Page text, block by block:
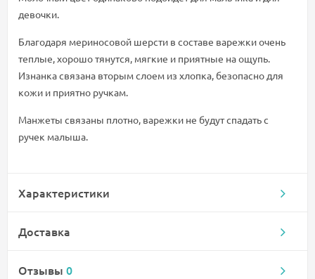
девочки.
Благодаря мериносовой шерсти в составе варежки очень
теплые, хорошо тянутся, мягкие и приятные на ощупь.
Изнанка связана вторым слоем из хлопка, безопасно для
кожи и приятно ручкам.
Манжеты связаны плотно, варежки не будут спадать с
ручек малыша.
Характеристики
Доставка
Отзывы 0